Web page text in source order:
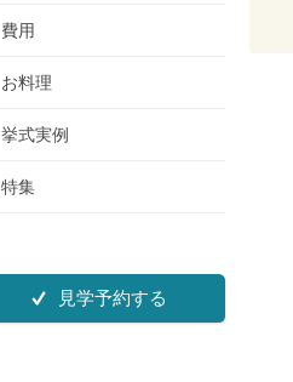
費用
お料理
挙式実例
特集
見学予約する